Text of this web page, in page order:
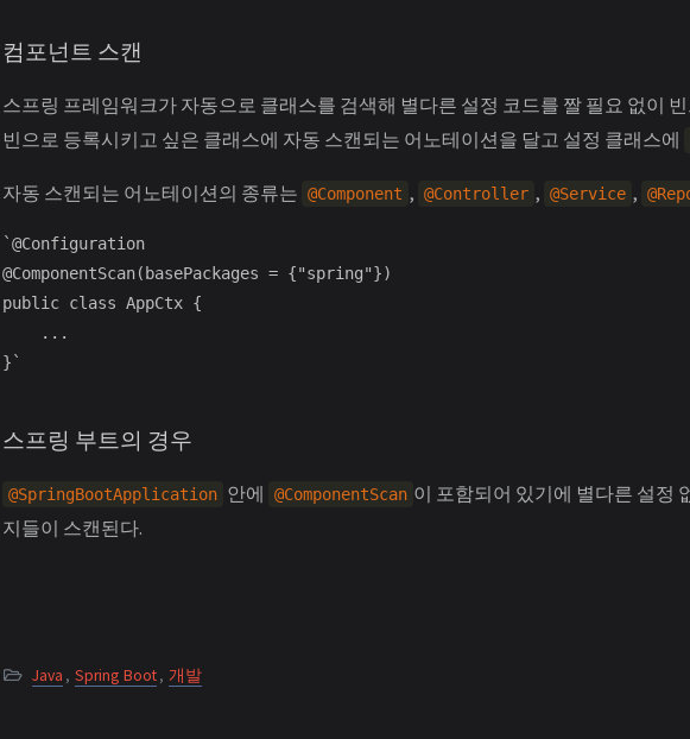
컴포넌트 스캔
스프링 프레임워크가 자동으로 클래스를 검색해 별다른 설정 코드를 짤 필요 없이
빈으로 등록시키고 싶은 클래스에 자동 스캔되는 어노테이션을 달고 설정 클래스에
자동 스캔되는 어노테이션의 종류는 @Component , @Controller , @Service ,
`@Configuration
@ComponentScan(basePackages = {"spring"})
public class AppCtx {
    ...
}`
스프링 부트의 경우
@SpringBootApplication 안에 @ComponentScan 이 포함되어 있기에 별다른 설정
지들이 스캔된다.
Java , Spring Boot , 개발